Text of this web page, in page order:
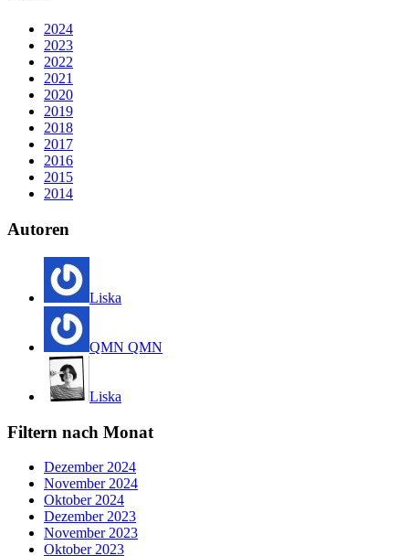
2024
2023
2022
2021
2020
2019
2018
2017
2016
2015
2014
Autoren
Liska
QMN QMN
Liska
Filtern nach Monat
Dezember 2024
November 2024
Oktober 2024
Dezember 2023
November 2023
Oktober 2023